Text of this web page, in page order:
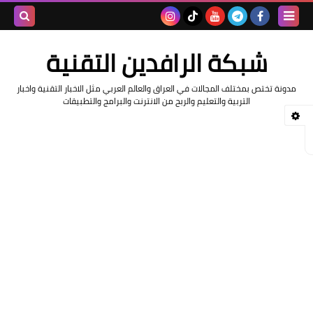
شبكة الرافدين التقنية
مدونة تختص بمختلف المجالات في العراق والعالم العربي مثل الاخبار التقنية واخبار
التربية والتعليم والربح من الانترنت والبرامج والتطبيقات